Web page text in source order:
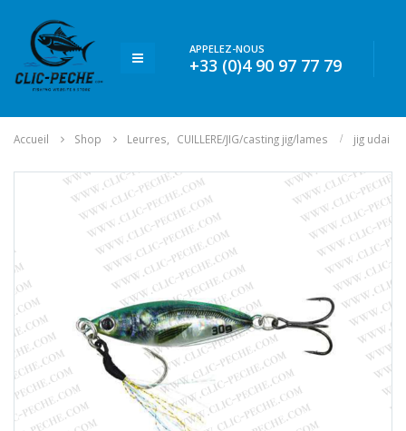
APPELEZ-NOUS
+33 (0)4 90 97 77 79
Accueil Shop Leurres CUILLERE/JIG/casting jig/lames jig udai